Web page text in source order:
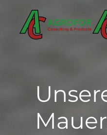
Skip to main content